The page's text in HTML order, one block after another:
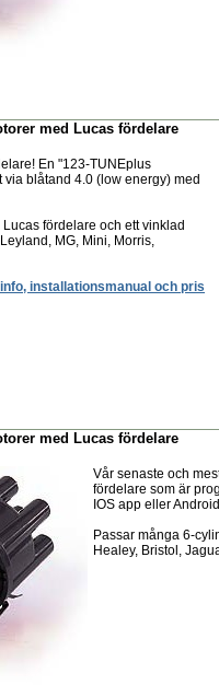
med Lucas fördelare
En "123-TUNEplus
blåtand 4.0 (low energy) med
fördelare och ett vinklad
MG, Mini, Morris,
installationsmanual och pris
med Lucas fördelare
Vår senaste och
fördelare som är
IOS app eller
Passar många 6-
Healey, Bristol,